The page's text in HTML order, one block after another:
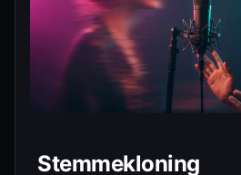
Stemmekloning